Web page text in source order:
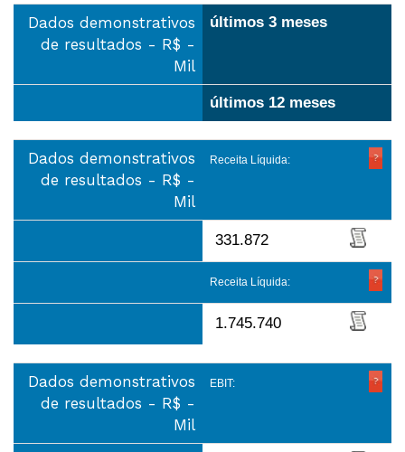
Dados demonstrativos
de resultados - R$ -
Mil
últimos 3 meses
últimos 12 meses
Dados demonstrativos
de resultados - R$ -
Mil
Receita Líquida:
331.872
Receita Líquida:
1.745.740
Dados demonstrativos
de resultados - R$ -
Mil
EBIT: